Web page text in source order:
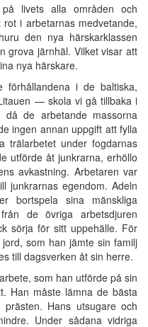
livets alla områden och
i arbetarnas medvetande,
den nya härskarklassen
grova järnhäl. Vilket visar att
nya härskare.
i de baltiska,
— skola vi gå tillbaka i
de arbetande massorna
ingen annan uppgift att fylla
trälarbetet under fogdarnas
utförde åt junkrarna, erhöllo
avkastning. Arbetaren var
junkrarnas egendom. Adeln
bortspela sina mänskliga
de övriga arbetsdjuren
sörja för sitt uppehälle. För
som han jämte sin familj
till dagsverken åt sin herre.
som han utförde på sin
Han måste lämna de bästa
Hans utsugare och
Under sådana vidriga